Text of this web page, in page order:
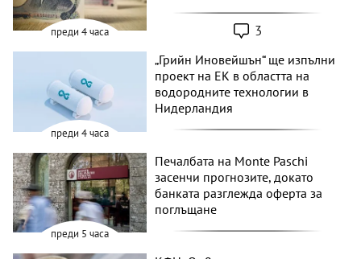
преди 4 часа 3
преди 4 часа
„Грийн Иновейшън“ ще изпълни
проект на ЕК в областта на
водородните технологии в
Нидерландия
преди 5 часа
Печалбата на Monte Paschi
засенчи прогнозите, докато
банката разглежда оферта за
поглъщане